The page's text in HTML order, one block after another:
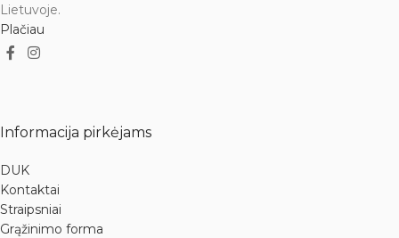
Lietuvoje.
Plačiau
Informacija pirkėjams
DUK
Kontaktai
Straipsniai
Grąžinimo forma